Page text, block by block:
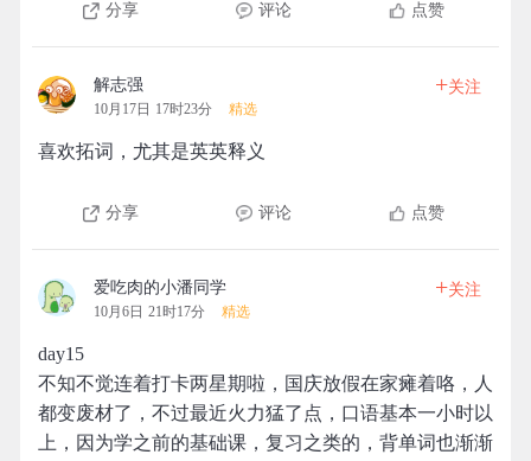
分享 评论 点赞
解志强
10月17日 17时23分 精选
+关注
喜欢拓词，尤其是英英释义
分享 评论 点赞
爱吃肉的小潘同学
10月6日 21时17分 精选
+关注
day15
不知不觉连着打卡两星期啦，国庆放假在家瘫着咯，人
都变废材了，不过最近火力猛了点，口语基本一小时以
上，因为学之前的基础课，复习之类的，背单词也渐渐